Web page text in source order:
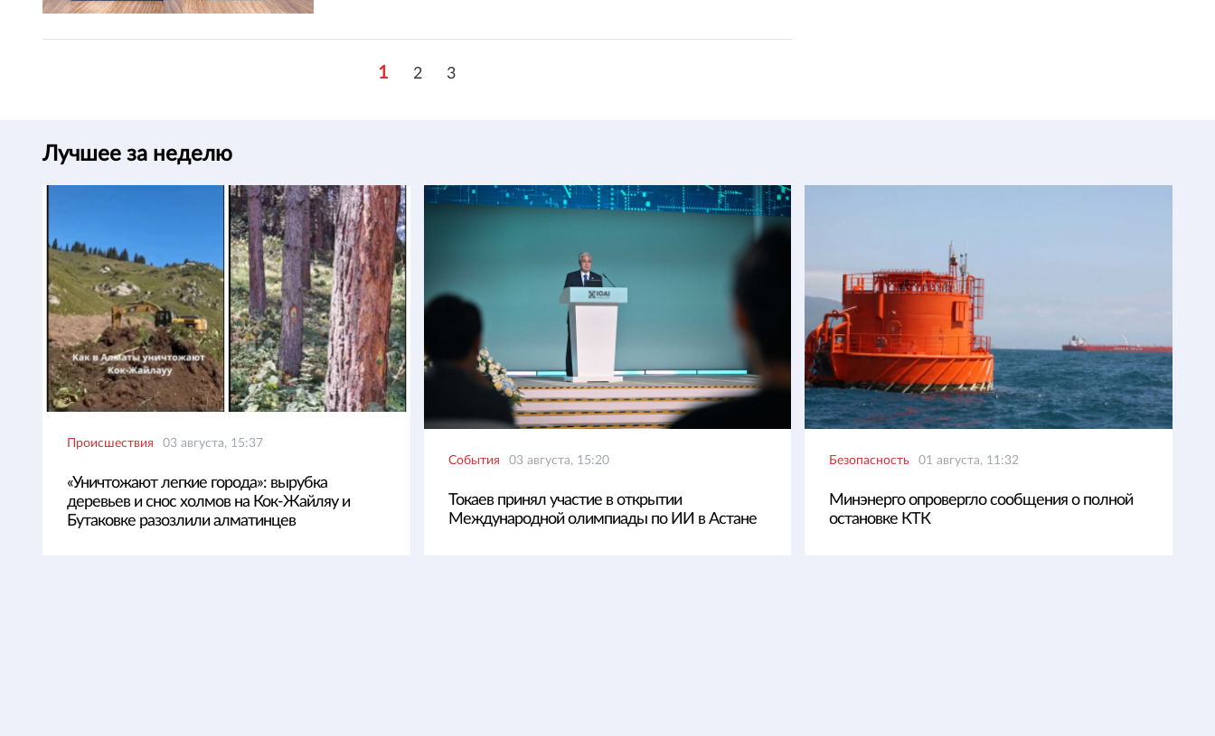
1 2 3
Лучшее за неделю
Происшествия 03 августа, 15:37
«Уничтожают легкие города»: вырубка
деревьев и снос холмов на Кок-Жайляу и
Бутаковке разозлили алматинцев
События 03 августа, 15:20
Токаев принял участие в открытии
Международной олимпиады по ИИ в Астане
Безопасность 01 августа, 11:32
Минэнерго опровергло сообщения о полной
остановке КТК